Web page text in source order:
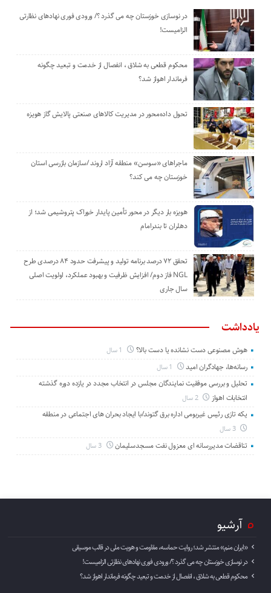
در نوسازی خوزستان چه می گذرد ؟/ ورودی فوری نهادهای نظارتی
الزامیست!
محکوم قطعی به شلاق ، انفصال از خدمت و تبعید چگونه
فرماندار اهواز شد؟
تحول داده‌محور در مدیریت کالاهای صنعتی پالایش گاز هویزه
ماجراهای «سوسن» منطقه آزاد اروند /سازمان بازرسی استان
خوزستان چه می کند؟
هویزه بار دیگر در محور تأمین پایدار خوراک پتروشیمی شد؛ از
دهلران تا بندرامام
تحقق ۷۲ درصد برنامه تولید و پیشرفت حدود ۸۴ درصدی طرح
NGL فاز دوم/ افزایش ظرفیت و بهبود عملکرد، اولویت اصلی
سال جاری
یادداشت
هوش مصنوعی دست نشانده یا دست بالا؟
رسانه‌ها، جهادگران امید
تحلیل و بررسی موفقیت نمایندگان مجلس در انتخاب مجدد در یازده دوره گذشته
انتخابات اهواز
2 سال
یکه تازی رئیس غیربومی اداره برق گتوند/با ایجاد بحران های اجتماعی در منطقه
3 سال
تناقضات مدیررسانه ای معزول نفت مسجدسلیمان 3 سال
آرشیو
«ایران منم» منتشر شد؛ روایت حماسه، مقاومت و هویت ملی در قالب موسیقی
در نوسازی خوزستان چه می گذرد ؟/ ورودی فوری نهادهای نظارتی الزامیست!
محکوم قطعی به شلاق ، انفصال از خدمت و تبعید چگونه فرماندار اهواز شد؟